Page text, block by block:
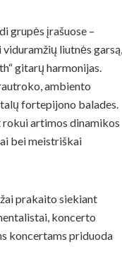
grupės įrašuose –
liutnės garsą,
gitarų harmonijas.
ambiento
fortepijono balades.
rokui artimos dinamikos
bei meistriškai
prakaito siekiant
koncerto
koncertams priduoda